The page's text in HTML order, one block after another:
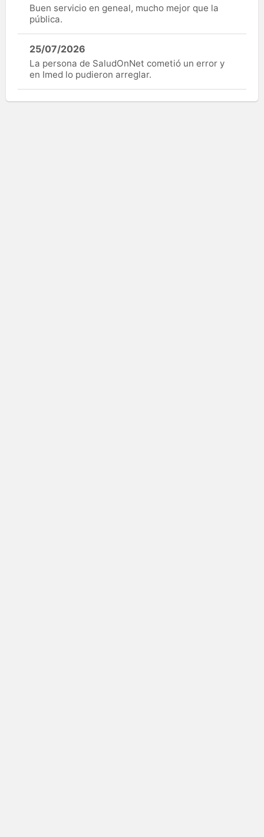
Buen servicio en geneal, mucho mejor que la
pública.
25/07/2026
La persona de SaludOnNet cometió un error y
en Imed lo pudieron arreglar.